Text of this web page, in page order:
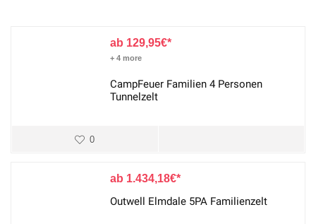
129,95€
+ 4 more
CampFeuer Familien 4 Personen
Tunnelzelt
0
1.434,18€
Outwell Elmdale 5PA Familienzelt